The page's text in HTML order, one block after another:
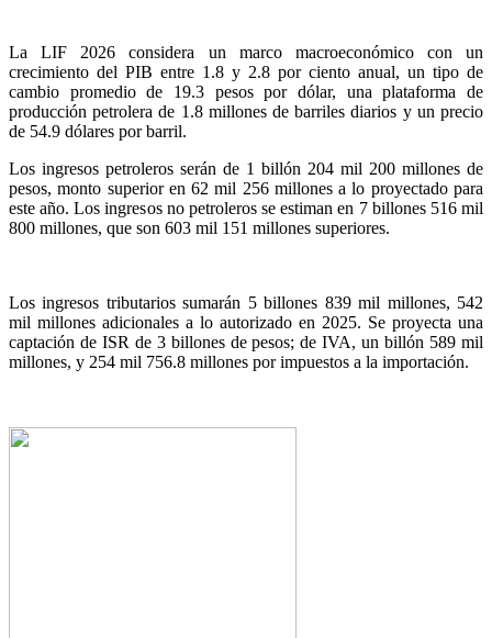
La LIF 2026 considera un marco macroeconómico con un
crecimiento del PIB entre 1.8 y 2.8 por ciento anual, un tipo de
cambio promedio de 19.3 pesos por dólar, una plataforma de
producción petrolera de 1.8 millones de barriles diarios y un precio
de 54.9 dólares por barril.
Los ingresos petroleros serán de 1 billón 204 mil 200 millones de
pesos, monto superior en 62 mil 256 millones a lo proyectado para
este año. Los ingresos no petroleros se estiman en 7 billones 516 mil
800 millones, que son 603 mil 151 millones superiores.
Los ingresos tributarios sumarán 5 billones 839 mil millones, 542
mil millones adicionales a lo autorizado en 2025. Se proyecta una
captación de ISR de 3 billones de pesos; de IVA, un billón 589 mil
millones, y 254 mil 756.8 millones por impuestos a la importación.